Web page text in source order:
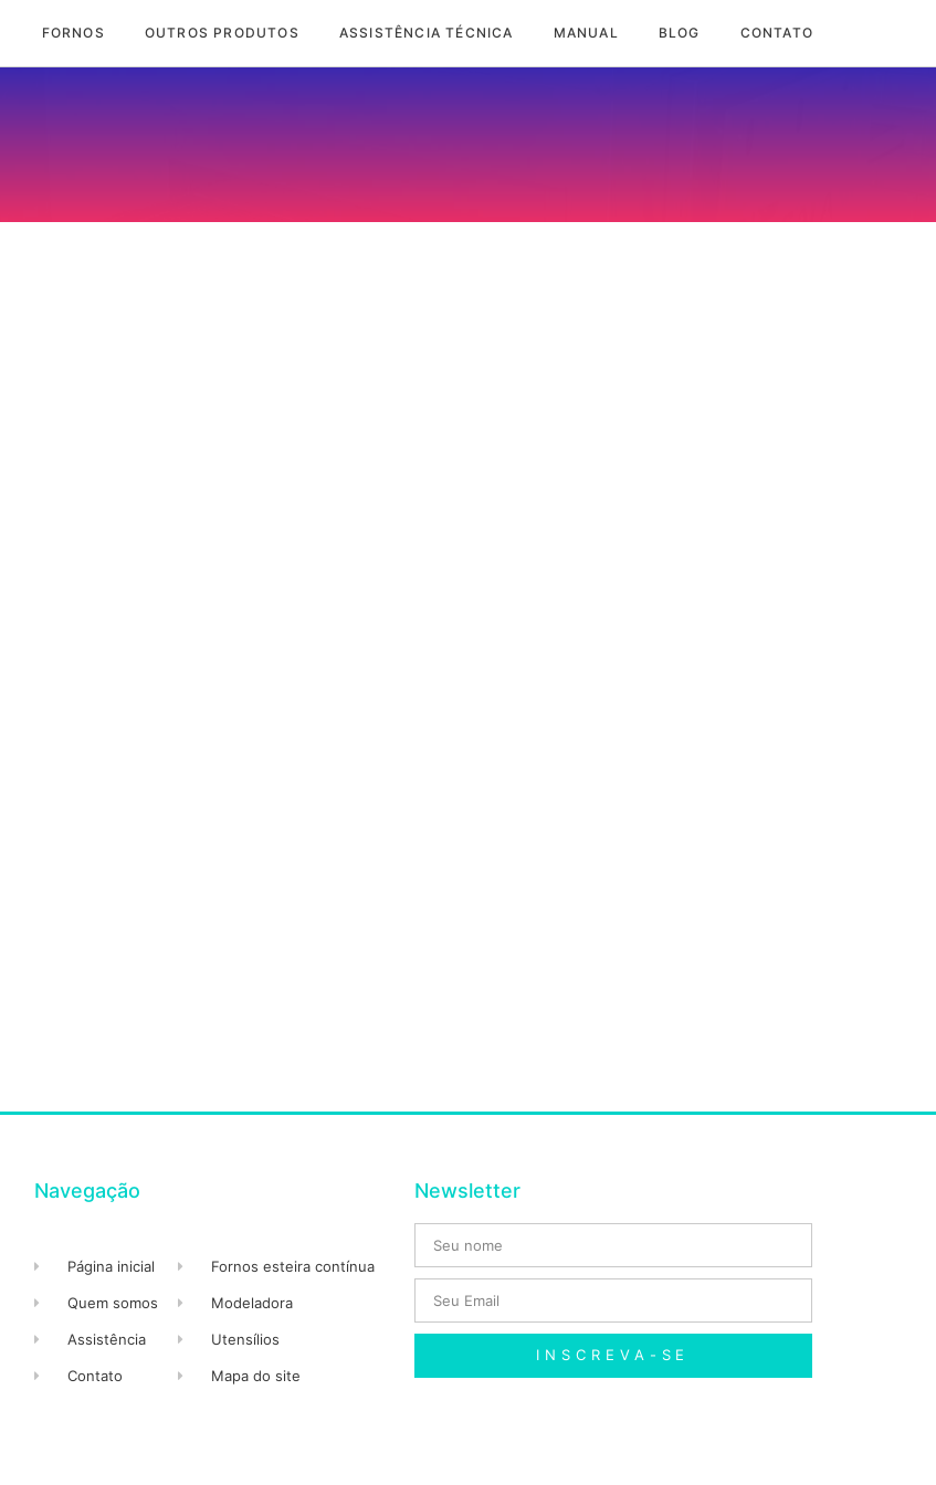
FORNOS OUTROS PRODUTOS ASSISTÊNCIA TÉCNICA MANUAL BLOG CONTATO
Navegação
Página inicial
Quem somos
Assistência
Contato
Fornos esteira contínua
Modeladora
Utensílios
Mapa do site
Newsletter
INSCREVA-SE